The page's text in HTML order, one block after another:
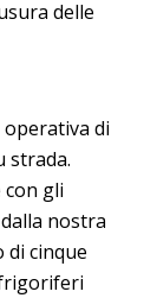
delle
operativa di
strada.
gli
nostra
di cinque